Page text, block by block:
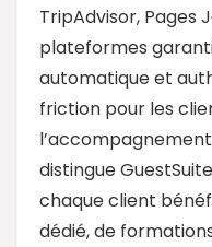
TripAdvisor, Pages
plateformes
automatique et
friction pour les
distingue
chaque client
dédié, de